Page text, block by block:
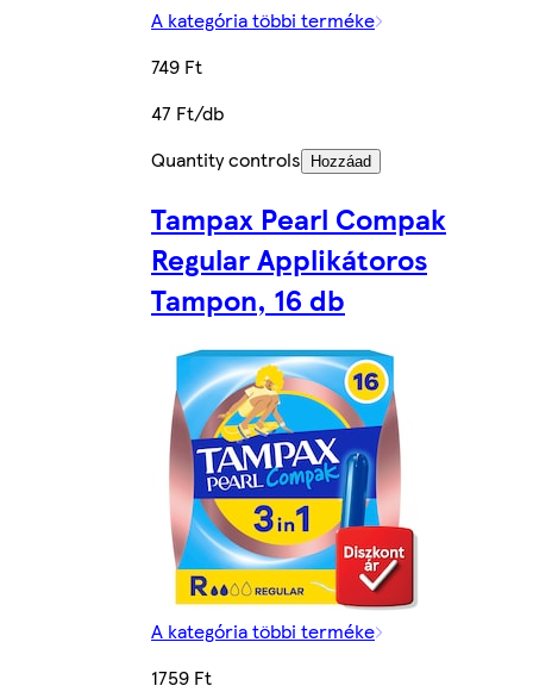
A kategória többi terméke
749 Ft
47 Ft/db
Quantity controls
Hozzáad
Tampax Pearl Compak
Regular Applikátoros
Tampon, 16 db
A kategória többi terméke
1759 Ft